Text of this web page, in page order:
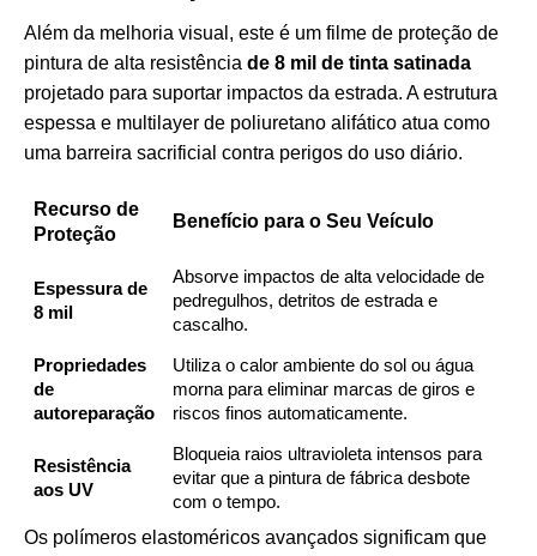
Além da melhoria visual, este é um filme de proteção de
pintura de alta resistência de 8 mil de tinta satinada
projetado para suportar impactos da estrada. A estrutura
espessa e multilayer de poliuretano alifático atua como
uma barreira sacrificial contra perigos do uso diário.
Recurso de
Proteção
Benefício para o Seu Veículo
Espessura de
8 mil
Absorve impactos de alta velocidade de
pedregulhos, detritos de estrada e
cascalho.
Propriedades
de
autoreparação
Utiliza o calor ambiente do sol ou água
morna para eliminar marcas de giros e
riscos finos automaticamente.
Resistência
aos UV
Bloqueia raios ultravioleta intensos para
evitar que a pintura de fábrica desbote
com o tempo.
Os polímeros elastoméricos avançados significam que